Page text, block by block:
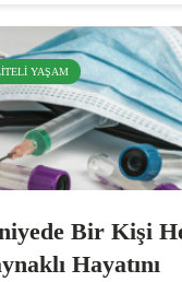
YAŞAM
Bir Kişi
Hayatını